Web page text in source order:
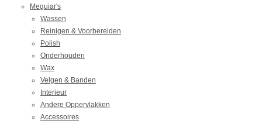
Meguiar's
Wassen
Reinigen & Voorbereiden
Polish
Onderhouden
Wax
Velgen & Banden
Interieur
Andere Oppervlakken
Accessoires